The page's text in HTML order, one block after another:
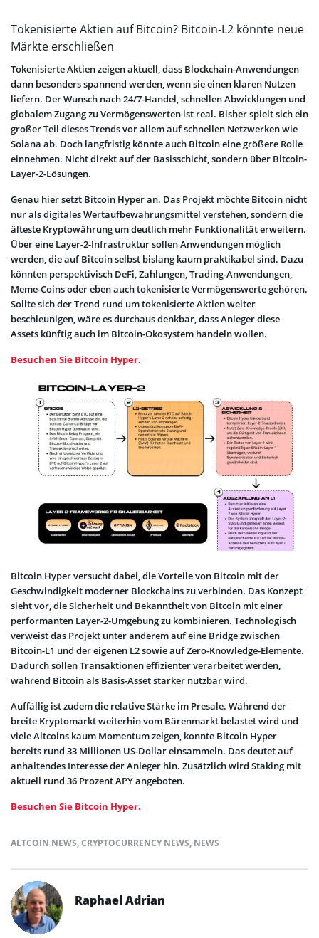
Tokenisierte Aktien auf Bitcoin? Bitcoin-L2 könnte neue
Märkte erschließen
Tokenisierte Aktien zeigen aktuell, dass Blockchain-Anwendungen
dann besonders spannend werden, wenn sie einen klaren Nutzen
liefern. Der Wunsch nach 24/7-Handel, schnellen Abwicklungen und
globalem Zugang zu Vermögenswerten ist real. Bisher spielt sich ein
großer Teil dieses Trends vor allem auf schnellen Netzwerken wie
Solana ab. Doch langfristig könnte auch Bitcoin eine größere Rolle
einnehmen. Nicht direkt auf der Basisschicht, sondern über Bitcoin-
Layer-2-Lösungen.
Genau hier setzt Bitcoin Hyper an. Das Projekt möchte Bitcoin nicht
nur als digitales Wertaufbewahrungsmittel verstehen, sondern die
älteste Kryptowährung um deutlich mehr Funktionalität erweitern.
Über eine Layer-2-Infrastruktur sollen Anwendungen möglich
werden, die auf Bitcoin selbst bislang kaum praktikabel sind. Dazu
könnten perspektivisch DeFi, Zahlungen, Trading-Anwendungen,
Meme-Coins oder eben auch tokenisierte Vermögenswerte gehören.
Sollte sich der Trend rund um tokenisierte Aktien weiter
beschleunigen, wäre es durchaus denkbar, dass Anleger diese
Assets künftig auch im Bitcoin-Ökosystem handeln wollen.
Besuchen Sie Bitcoin Hyper.
Bitcoin Hyper versucht dabei, die Vorteile von Bitcoin mit der
Geschwindigkeit moderner Blockchains zu verbinden. Das Konzept
sieht vor, die Sicherheit und Bekanntheit von Bitcoin mit einer
performanten Layer-2-Umgebung zu kombinieren. Technologisch
verweist das Projekt unter anderem auf eine Bridge zwischen
Bitcoin-L1 und der eigenen L2 sowie auf Zero-Knowledge-Elemente.
Dadurch sollen Transaktionen effizienter verarbeitet werden,
während Bitcoin als Basis-Asset stärker nutzbar wird.
Auffällig ist zudem die relative Stärke im Presale. Während der
breite Kryptomarkt weiterhin vom Bärenmarkt belastet wird und
viele Altcoins kaum Momentum zeigen, konnte Bitcoin Hyper
bereits rund 33 Millionen US-Dollar einsammeln. Das deutet auf
anhaltendes Interesse der Anleger hin. Zusätzlich wird Staking mit
aktuell rund 36 Prozent APY angeboten.
Besuchen Sie Bitcoin Hyper.
ALTCOIN NEWS,CRYPTOCURRENCY NEWS, NEWS
Raphael Adrian